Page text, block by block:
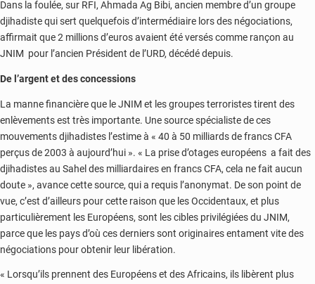
Dans la foulée, sur RFI, Ahmada Ag Bibi, ancien membre d’un groupe
djihadiste qui sert quelquefois d’intermédiaire lors des négociations,
affirmait que 2 millions d’euros avaient été versés comme rançon au
JNIM pour l’ancien Président de l’URD, décédé depuis.
De l’argent et des concessions
La manne financière que le JNIM et les groupes terroristes tirent des
enlèvements est très importante. Une source spécialiste de ces
mouvements djihadistes l’estime à « 40 à 50 milliards de francs CFA
perçus de 2003 à aujourd’hui ». « La prise d’otages européens a fait des
djihadistes au Sahel des milliardaires en francs CFA, cela ne fait aucun
doute », avance cette source, qui a requis l’anonymat. De son point de
vue, c’est d’ailleurs pour cette raison que les Occidentaux, et plus
particulièrement les Européens, sont les cibles privilégiées du JNIM,
parce que les pays d’où ces derniers sont originaires entament vite des
négociations pour obtenir leur libération.
« Lorsqu’ils prennent des Européens et des Africains, ils libèrent plus